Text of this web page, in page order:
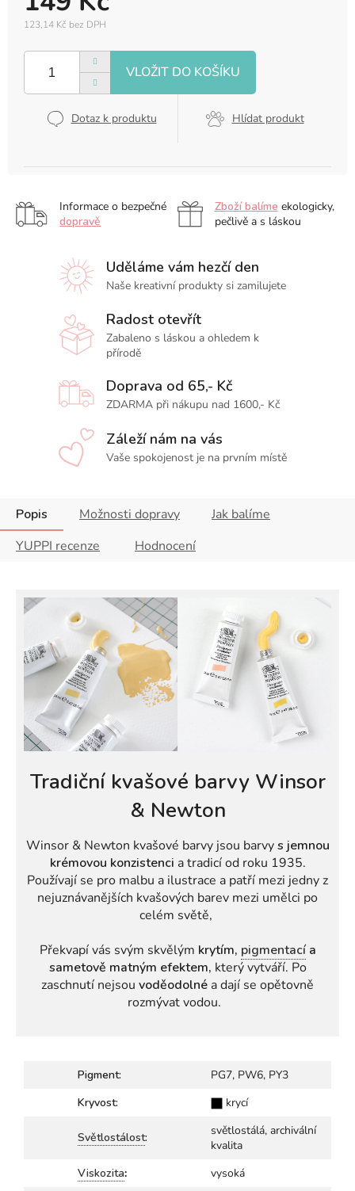
123,14 Kč bez DPH
cena:
Dotaz k produktu Hlídat produkt
Informace o bezpečné
dopravě
Zboží balíme ekologicky,
pečlivě a s láskou
Uděláme vám hezčí den
Naše kreativní produkty si zamilujete
Radost otevřít
Zabaleno s láskou a ohledem k
přírodě
Doprava od 65,- Kč
ZDARMA při nákupu nad 1600,- Kč
Záleží nám na vás
Vaše spokojenost je na prvním místě
Popis Možnosti dopravy
Jak balíme
YUPPI recenze
Hodnocení
Tradiční kvašové barvy Winsor
& Newton
Winsor & Newton kvašové barvy jsou barvys jemnou
krémovou konzistenci a tradicí od roku 1935.
Používají se pro malbu a ilustrace a patří mezi jedny z
nejuznávanějších kvašových barev mezi umělci po
celém světě,
Překvapí vás svým skvělým krytím, pigmentacía
sametově matným efektem, který vytváří. Po
zaschnutí nejsou voděodolné a dají se opětovně
rozmývat vodou.
Pigment:
PG7, PW6, PY3
Kryvost:
krycí
Světlostálost:
světlostálá, archivální
kvalita
Viskozita: vysoká